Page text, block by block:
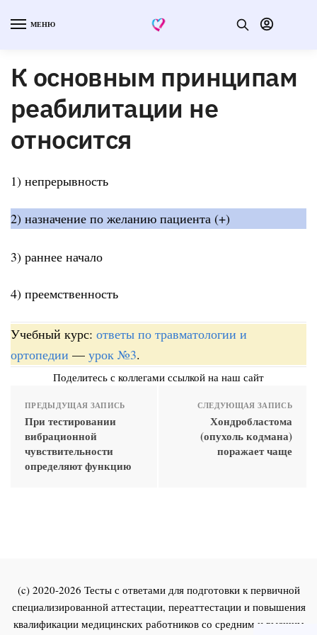
МЕНЮ
К основным принципам
реабилитации не
относится
1) непрерывность
2) назначение по желанию пациента (+)
3) раннее начало
4) преемственность
Учебный курс: ответы по травматологии и
ортопедии — урок №3.
Поделитесь с коллегами ссылкой на наш сайт
ПРЕДЫДУЩАЯ ЗАПИСЬ
При тестировании
вибрационной
чувствительности
определяют функцию
СЛЕДУЮЩАЯ ЗАПИСЬ
Хондробластома
(опухоль кодмана)
поражает чаще
(c) 2020-2026 Тесты с ответами для подготовки к первичной
специализированной аттестации, переаттестации и повышения
квалификации медицинских работников со средним и высшим